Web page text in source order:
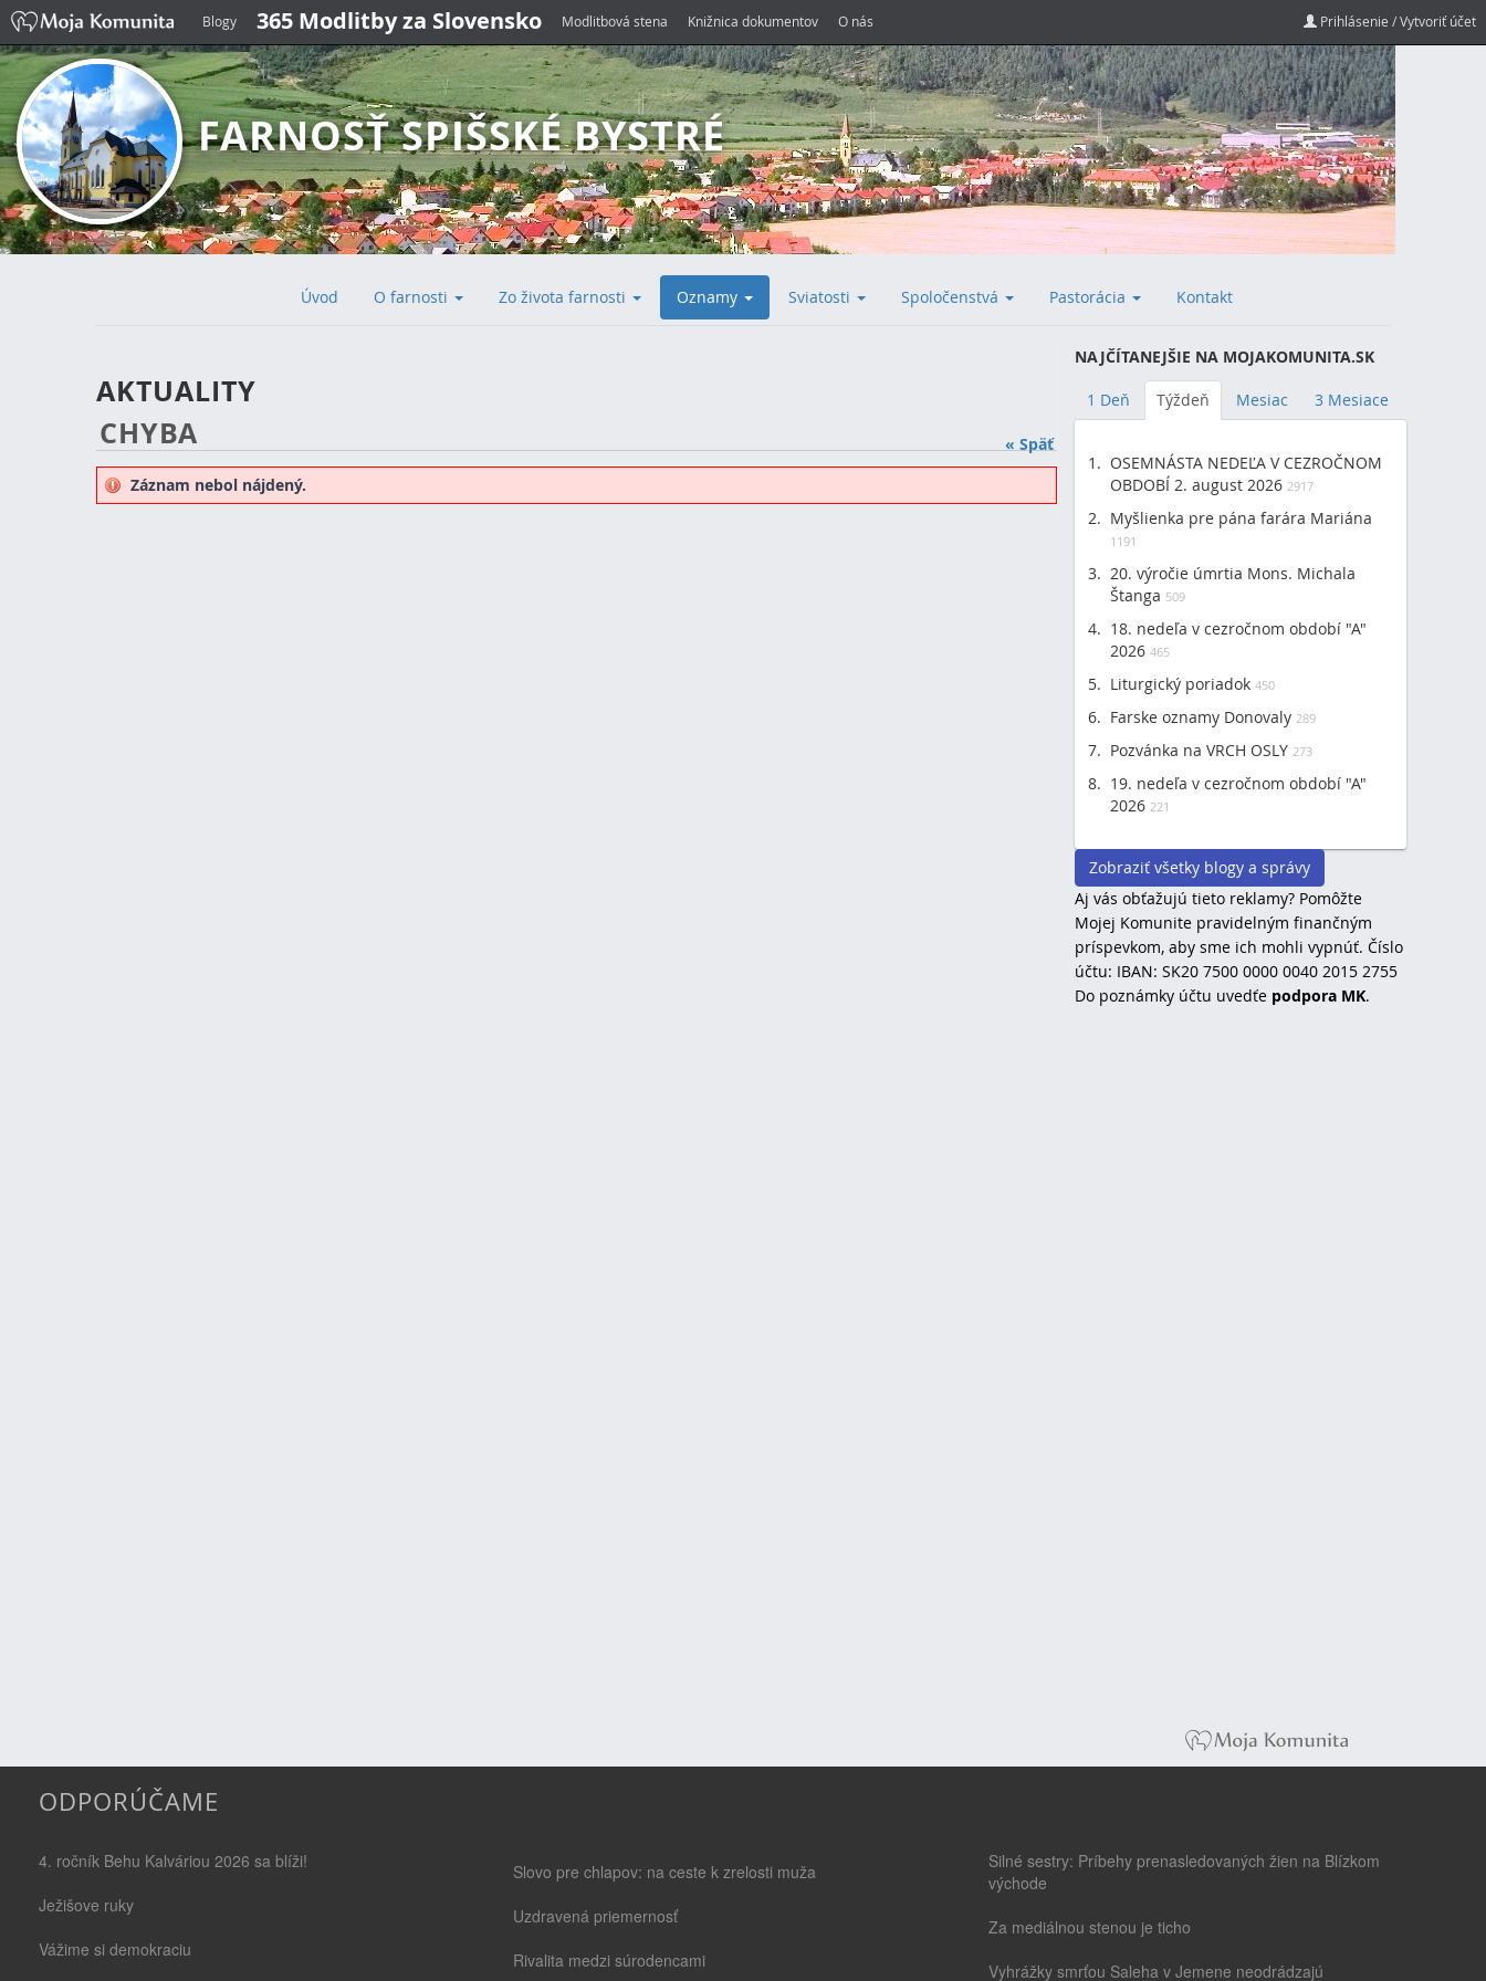
Blogy 365 Modlitby za Slovensko Modlitbová stena Knižnica dokumentov O nás Prihlásenie / Vytvoriť účet
FARNOSŤ SPIŠSKÉ BYSTRÉ
Úvod O farnosti Zo života farnosti Oznamy Sviatosti Spoločenstvá Pastorácia Kontakt
AKTUALITY
« Späť
CHYBA
Záznam nebol nájdený.
NAJČÍTANEJŠIE NA MOJAKOMUNITA.SK
1 Deň Týždeň Mesiac 3 Mesiace
OSEMNÁSTA NEDEĽA V CEZROČNOM
OBDOBÍ 2. august 2026 2917
Myšlienka pre pána farára Mariána
1191
20. výročie úmrtia Mons. Michala
Štanga 509
18. nedeľa v cezročnom období "A"
2026 465
Liturgický poriadok 450
Farske oznamy Donovaly 289
Pozvánka na VRCH OSLY 273
19. nedeľa v cezročnom období "A"
2026 221
Zobraziť všetky blogy a správy
Aj vás obťažujú tieto reklamy? Pomôžte
Mojej Komunite pravidelným finančným
príspevkom, aby sme ich mohli vypnúť. Číslo
účtu: IBAN: SK20 7500 0000 0040 2015 2755
Do poznámky účtu uvedťe podpora MK.
ODPORÚČAME
4. ročník Behu Kalváriou 2026 sa blíži!
Ježišove ruky
Vážime si demokraciu
Slovo pre chlapov: na ceste k zrelosti muža
Uzdravená priemernosť
Rivalita medzi súrodencami
Silné sestry: Príbehy prenasledovaných žien na Blízkom
východe
Za mediálnou stenou je ticho
Vyhrážky smrťou Saleha v Jemene neodrádzajú